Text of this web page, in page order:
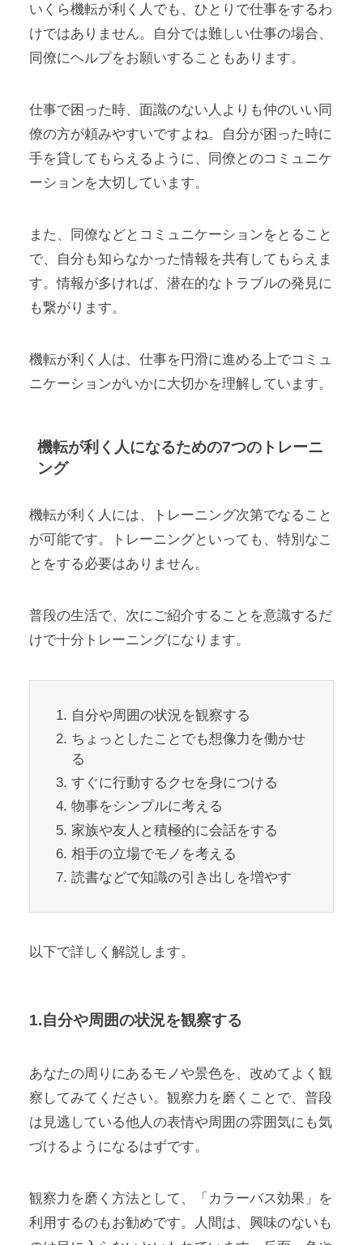
いくら機転が利く人でも、ひとりで仕事をするわ
けではありません。自分では難しい仕事の場合、
同僚にヘルプをお願いすることもあります。
仕事で困った時、面識のない人よりも仲のいい同
僚の方が頼みやすいですよね。自分が困った時に
手を貸してもらえるように、同僚とのコミュニケ
ーションを大切しています。
また、同僚などとコミュニケーションをとること
で、自分も知らなかった情報を共有してもらえま
す。情報が多ければ、潜在的なトラブルの発見に
も繋がります。
機転が利く人は、仕事を円滑に進める上でコミュ
ニケーションがいかに大切かを理解しています。
機転が利く人になるための7つのトレーニ
ング
機転が利く人には、トレーニング次第でなること
が可能です。トレーニングといっても、特別なこ
とをする必要はありません。
普段の生活で、次にご紹介することを意識するだ
けで十分トレーニングになります。
自分や周囲の状況を観察する
ちょっとしたことでも想像力を働かせ
る
すぐに行動するクセを身につける
物事をシンプルに考える
家族や友人と積極的に会話をする
相手の立場でモノを考える
読書などで知識の引き出しを増やす
以下で詳しく解説します。
1.自分や周囲の状況を観察する
あなたの周りにあるモノや景色を、改めてよく観
察してみてください。観察力を磨くことで、普段
は見逃している他人の表情や周囲の雰囲気にも気
づけるようになるはずです。
観察力を磨く方法として、「カラーバス効果」を
利用するのもお勧めです。人間は、興味のないも